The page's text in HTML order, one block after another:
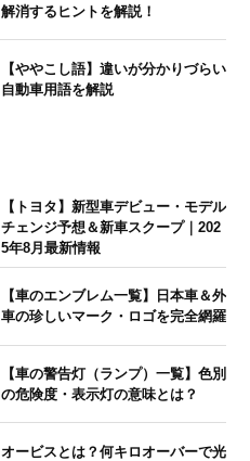
解消するヒントを解説！
【ややこし語】違いが分かりづらい
自動車用語を解説
【トヨタ】新型車デビュー・モデル
チェンジ予想＆新車スクープ｜202
5年8月最新情報
【車のエンブレム一覧】日本車＆外
車の珍しいマーク・ロゴを完全網羅
【車の警告灯（ランプ）一覧】色別
の危険度・表示灯の意味とは？
オービスとは？何キロオーバーで光